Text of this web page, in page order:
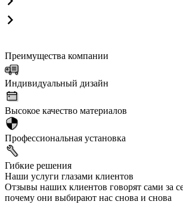
Преимущества компании
Индивидуальный дизайн
Высокое качество материалов
Профессиональная установка
Гибкие решения
Наши услуги глазами клиентов
Отзывы наших клиентов говорят сами за
почему они выбирают нас снова и снова